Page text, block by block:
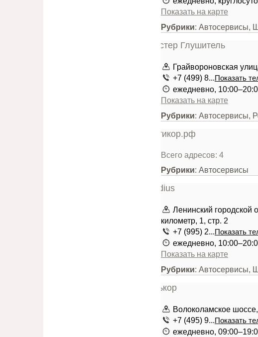
Показать на карте
Рубрики: Автосервисы,
Грайвороновская
+7 (499) 8...Показать
ежедневно,
Показать на карте
Рубрики: Автосервисы,
Всего адресов: 4
Рубрики: Автосервисы
Ленинский городской
километр, 1, стр. 2
+7 (995) 2...Показать
ежедневно,
Показать на карте
Рубрики: Автосервисы,
Волоколамское
+7 (495) 9...Показать
ежедневно,